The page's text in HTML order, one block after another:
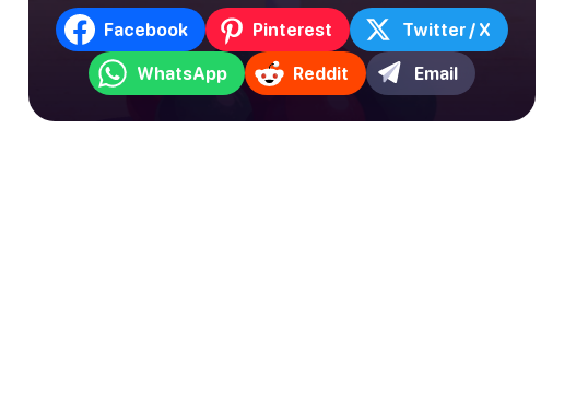
Facebook Pinterest Twitter / X
WhatsApp Reddit Email